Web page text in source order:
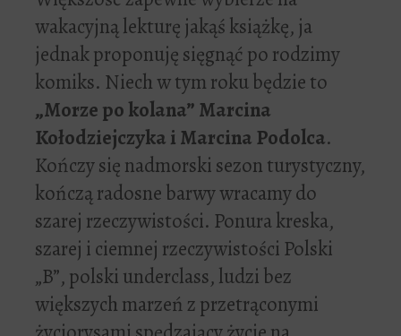
wakacyjną lekturę jakąś książkę, ja
jednak proponuję sięgnąć po rodzimy
komiks. Niech w tym roku będzie to
„Morze po kolana” Marcina
Kołodziejczyka i Marcina Podolca.
Kończy się nadmorski sezon turystyczny,
kończą radosne barwy wracamy do
szarej rzeczywistości. Ponura kreska,
szarej i ciemnej rzeczywistości Polski
„B”, polski underclass, ludzi bez
większych marzeń z przetrąconymi